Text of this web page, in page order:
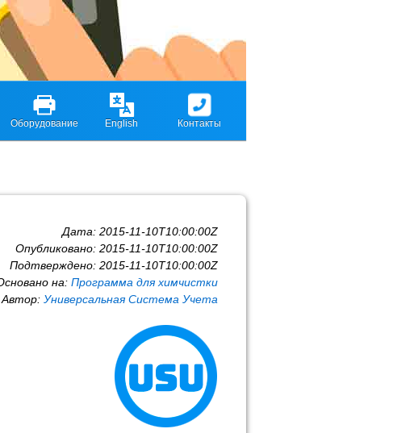
Оборудование English Контакты
Дата: 2015-11-10T10:00:00Z
Опубликовано: 2015-11-10T10:00:00Z
Подтверждено: 2015-11-10T10:00:00Z
на: Программа для химчистки
Автор: Универсальная Система Учета